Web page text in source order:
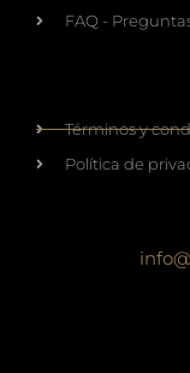
FAQ -
Términos y
Política de